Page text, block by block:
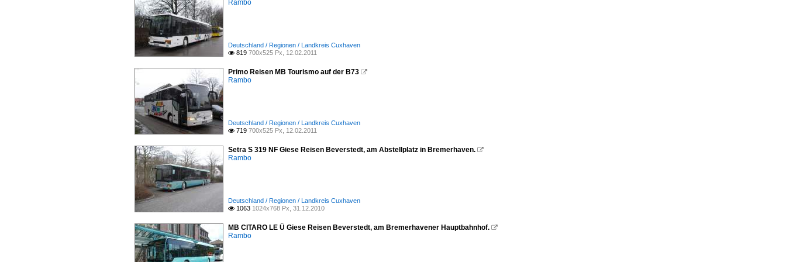
Rambo
Deutschland / Regionen / Landkreis Cuxhaven
 819 700x525 Px, 12.02.2011
Primo Reisen MB Tourismo auf der B73 
Rambo
Deutschland / Regionen / Landkreis Cuxhaven
 719 700x525 Px, 12.02.2011
Setra S 319 NF Giese Reisen Beverstedt, am Abstellplatz in Bremerhaven. 
Rambo
Deutschland / Regionen / Landkreis Cuxhaven
 1063 1024x768 Px, 31.12.2010
MB CITARO LE Ü Giese Reisen Beverstedt, am Bremerhavener Hauptbahnhof. 
Rambo